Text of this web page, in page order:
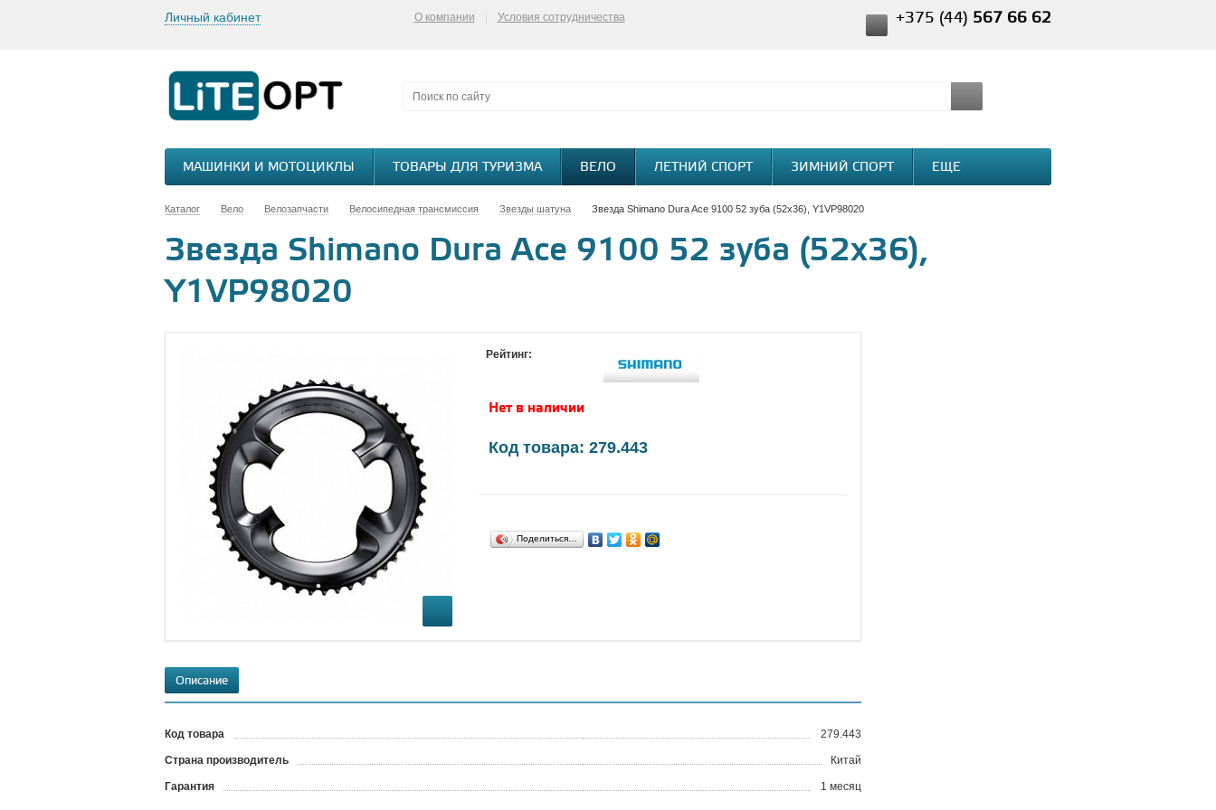
Личный кабинет О компании Условия сотрудничества +375 (44) 567 66 62
МАШИНКИ И МОТОЦИКЛЫ ТОВАРЫ ДЛЯ ТУРИЗМА ВЕЛО ЛЕТНИЙ СПОРТ ЗИМНИЙ СПОРТ ЕЩЕ
Каталог Вело Велозапчасти Велосипедная трансмиссия Звезды шатуна Звезда Shimano Dura Ace 9100 52 зуба (52x36), Y1VP98020
Звезда Shimano Dura Ace 9100 52 зуба (52x36),
Y1VP98020
Рейтинг:
Нет в наличии
Код товара: 279.443
Поделиться…
Описание
Код товара 279.443
Страна производитель Китай
Гарантия 1 месяц